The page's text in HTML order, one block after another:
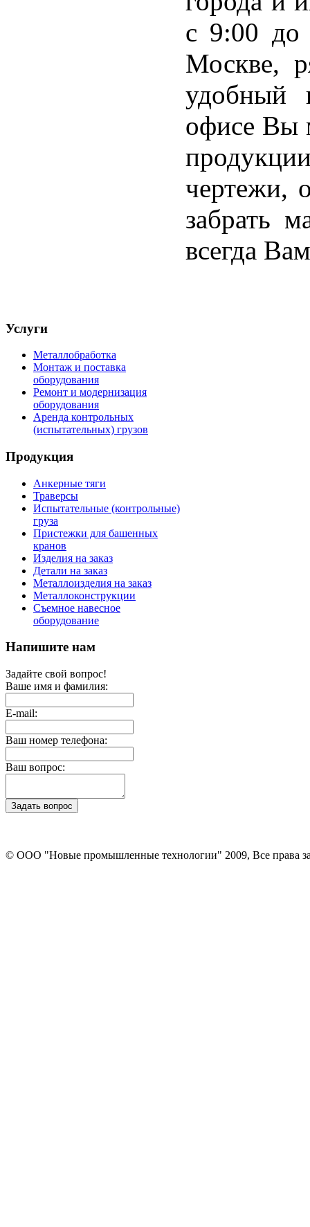
с 9:00 до
Москве,
удобный
офисе Вы
чертежи,
забрать
всегда
Услуги
Металлобработка
Монтаж и поставка
оборудования
Ремонт и модернизация
оборудования
Аренда контрольных
(испытательных) грузов
Продукция
Анкерные тяги
Траверсы
Испытательные (контрольные)
груза
Пристежки для башенных
кранов
Изделия на заказ
Детали на заказ
Металлоизделия на заказ
Металлоконструкции
Съемное навесное
оборудование
Напишите нам
Задайте свой вопрос!
Ваше имя и фамилия:
E-mail:
Ваш номер телефона:
Ваш вопрос:
© ООО "Новые промышленные технологии" 2009, Все права